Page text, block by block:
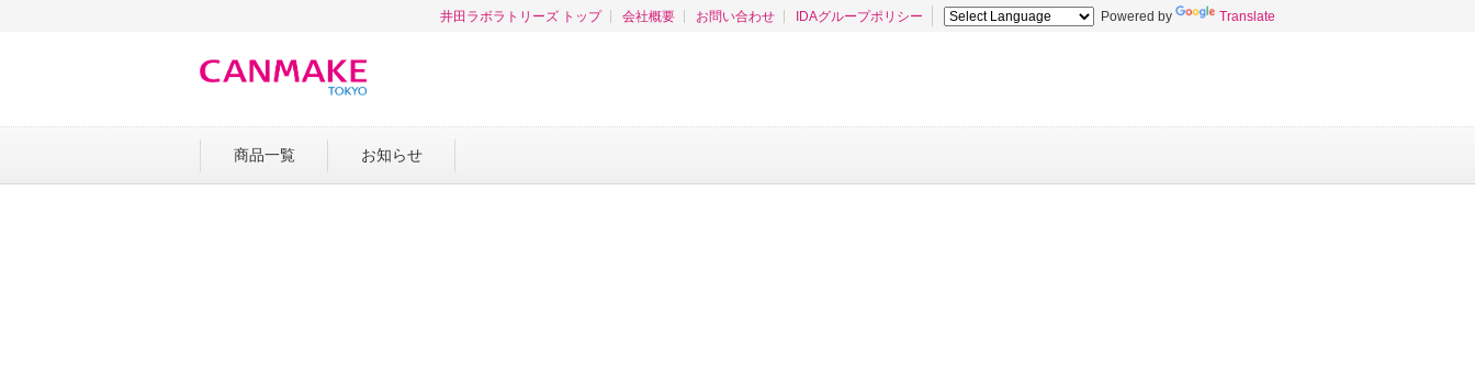
井田ラボラトリーズ トップ 会社概要 お問い合わせ IDAグループポリシー Powered by Translate
商品一覧 お知らせ